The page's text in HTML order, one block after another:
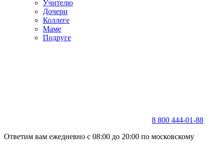
Учителю
Дочери
Коллеге
Маме
Подруге
8 800 444-01-88
Ответим вам ежедневно с 08:00 до 20:00 по московскому